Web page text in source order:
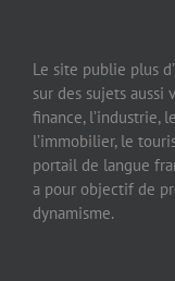
Le site publie plus
sur des sujets aussi
finance, l’industrie,
l’immobilier, le
portail de langue
a pour objectif de
dynamisme.